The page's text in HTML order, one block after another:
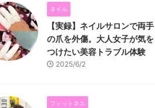
ネイル
【実録】ネイルサロンで両手
の爪を外傷。大人女子が気を
つけたい美容トラブル体験
2025/6/2
フィットネス